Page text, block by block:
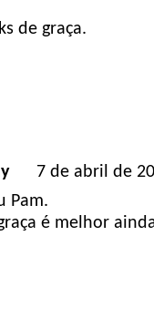
de graça.
7 de abril de
Pam.
é melhor